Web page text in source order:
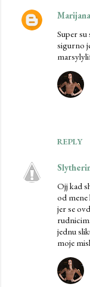
Super su
sigurno
REPLY
Ojj kad
od mene
jer se
jednu
moje